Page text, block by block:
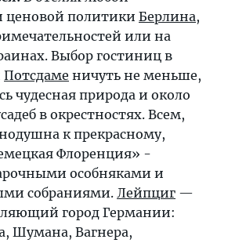
ценовой политики Берлина,
или на
Выбор гостиниц в
Потсдаме ничуть не меньше,
чудесная природа и около
в окрестностях. Всем,
к прекрасному,
Флоренция» -
особняками и
собраниями. Лейпциг —
город Германии:
Шумана, Вагнера,